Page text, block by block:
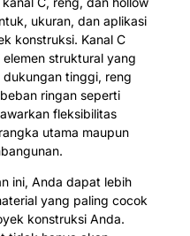
ukuran, dan aplikasi
konstruksi. Kanal C
struktural yang
tinggi, reng
ringan seperti
fleksibilitas
utama maupun
ini, Anda dapat lebih
yang paling cocok
konstruksi Anda.